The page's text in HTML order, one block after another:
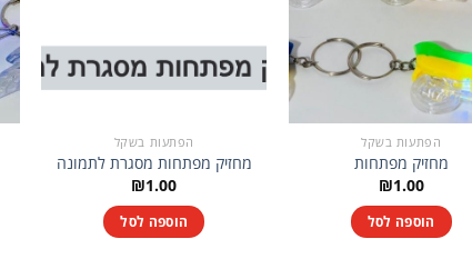
הפתעות בשקל
מחזיק מפתחות
₪1.00
הוספה לסל
הפתעות בשקל
מחזיק מפתחות מסגרת לתמונה
₪1.00
הוספה לסל